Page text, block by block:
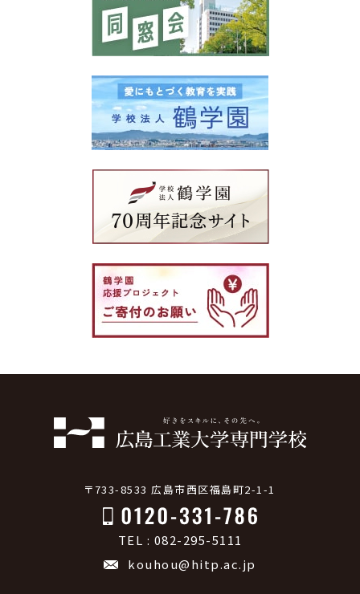
〒733-8533 広島市西区福島町2-1-1
TEL : 082-295-5111
kouhou@hitp.ac.jp